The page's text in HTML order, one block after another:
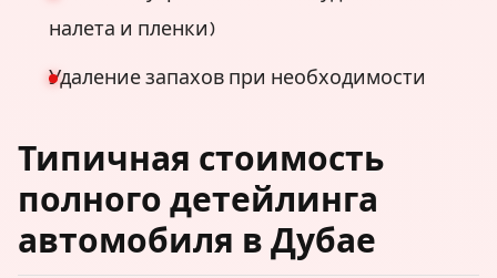
налета и пленки)
Удаление запахов при необходимости
Типичная стоимость
полного детейлинга
автомобиля в Дубае